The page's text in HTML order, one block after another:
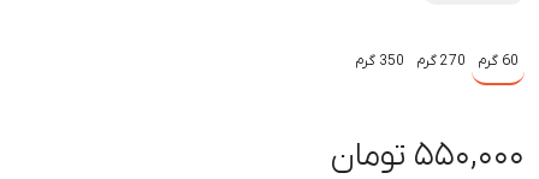
60 گرم 270 گرم 350 گرم
۵۵۰,۰۰۰ تومان